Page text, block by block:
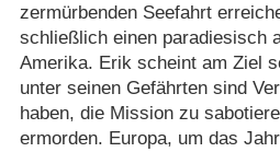
zermürbenden Seefahrt
schließlich einen paradiesisch
Amerika. Erik scheint am Ziel
unter seinen Gefährten sind
haben, die Mission zu
ermorden. Europa, um das